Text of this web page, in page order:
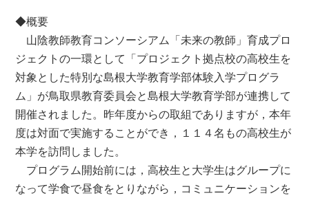
◆概要
山陰教師教育コンソーシアム「未来の教師」育成プロ
ジェクトの一環として「プロジェクト拠点校の高校生を
対象とした特別な島根大学教育学部体験入学プログラ
ム」が鳥取県教育委員会と島根大学教育学部が連携して
開催されました。昨年度からの取組でありますが，本年
度は対面で実施することができ，１１４名もの高校生が
本学を訪問しました。
プログラム開始前には，高校生と大学生はグループに
なって学食で昼食をとりながら，コミュニケーションを